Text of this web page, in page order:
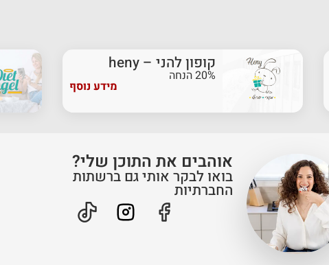
קופון להני – heny
20% הנחה
מידע נוסף
אוהבים את התוכן שלי?
בואו לבקר אותי גם ברשתות
החברתיות